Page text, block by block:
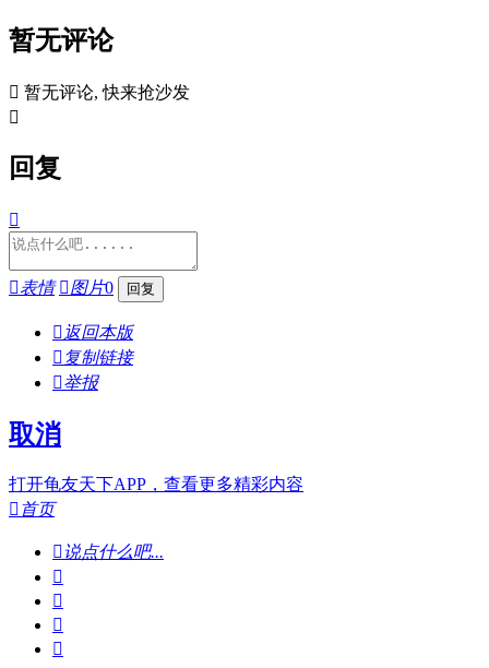
暂无评论
 暂无评论, 快来抢沙发

回复

表情 图片0
 返回本版
 复制链接
举报
取消
打开龟友天下APP，查看更多精彩内容
 首页
说点什么吧...



